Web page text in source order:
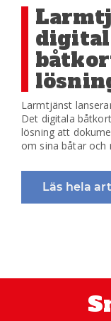
Larmtjänst
Det digitala
lösning att
om sina båtar och
Läs hela